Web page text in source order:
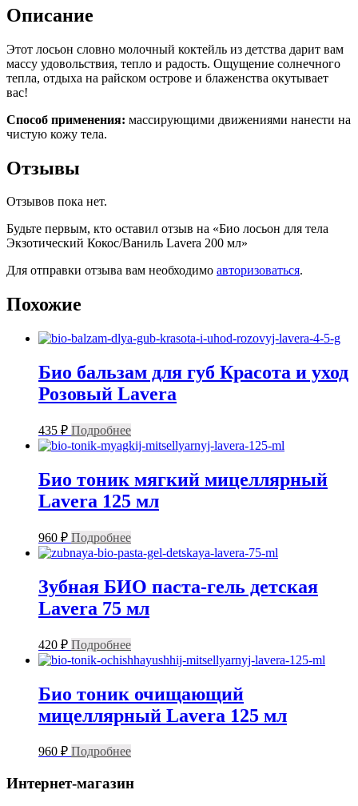
Описание
Этот лосьон словно молочный коктейль из детства дарит вам
массу удовольствия, тепло и радость. Ощущение солнечного
тепла, отдыха на райском острове и блаженства окутывает
вас!
Способ применения: массирующими движениями нанести на
чистую кожу тела.
Отзывы
Отзывов пока нет.
Будьте первым, кто оставил отзыв на «Био лосьон для тела
Экзотический Кокос/Ваниль Lavera 200 мл»
Для отправки отзыва вам необходимо авторизоваться.
Похожие
Био бальзам для губ Красота и уход
Розовый Lavera
435 ₽ Подробнее
Био тоник мягкий мицеллярный
Lavera 125 мл
960 ₽ Подробнее
Зубная БИО паста-гель детская
Lavera 75 мл
420 ₽ Подробнее
Био тоник очищающий
мицеллярный Lavera 125 мл
960 ₽ Подробнее
Интернет-магазин